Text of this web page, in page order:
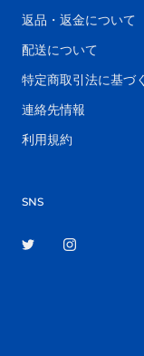
返品・返金について
配送について
特定商取引法に基づ
連絡先情報
利用規約
SNS